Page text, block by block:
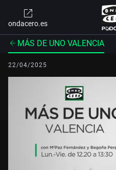
ondacero.es
MÁS DE UNO VALENCIA
22/04/2025